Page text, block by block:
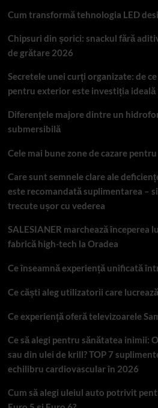
Cum transformă tehnologia LED
Chipsuri din șorici: snackul fără
de grătare 2026
Secretele unei curți organizate: de
pentru exterior este investiția ideală
Diferențele majore dintre un
submersibilă
Cele mai bune zone de cazare
Care sunt semnele clare ale
este recomandată suplimentarea –
trecute ușor cu vederea
SALESIANER marchează începerea
fabrică high-tech la Oradea
Ce înseamnă experiență unificată
Ce căști aleg utilizatorii care
Ce experiență oferă televizoarele
Ce să alegi pentru sănătatea inimii:
sau din ulei de krill? TOP 7
echilibru cardiovascular în 2026
Cum să alegi uleiul auto potrivit